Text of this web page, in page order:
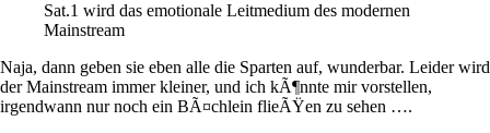
Sat.1 wird das emotionale Leitmedium des modernen
Mainstream
Naja, dann geben sie eben alle die Sparten auf, wunderbar. Leider wird
der Mainstream immer kleiner, und ich kÃ¶nnte mir vorstellen,
irgendwann nur noch ein BÃ¤chlein flieÃŸen zu sehen ….